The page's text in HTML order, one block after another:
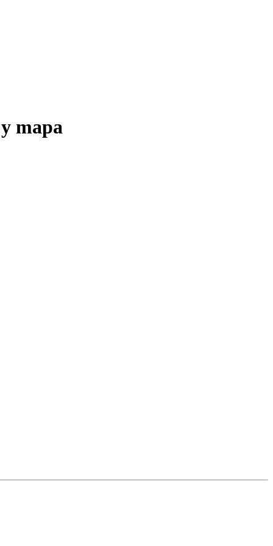
mapa